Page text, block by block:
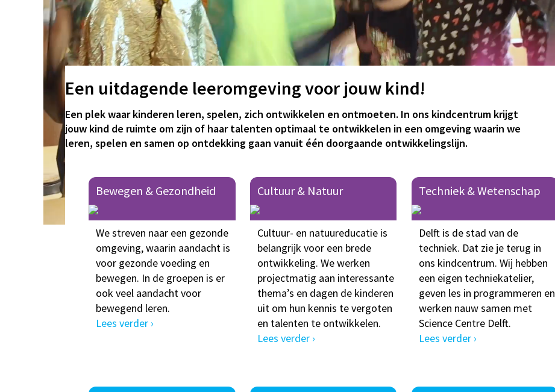
Een uitdagende leeromgeving voor jouw kind!
Een plek waar kinderen leren, spelen, zich ontwikkelen en ontmoeten. In ons kindcentrum krijgt
jouw kind de ruimte om zijn of haar talenten optimaal te ontwikkelen in een omgeving waarin we
leren, spelen en samen op ontdekking gaan vanuit één doorgaande ontwikkelingslijn.
Bewegen & Gezondheid
We streven naar een gezonde
omgeving, waarin aandacht is
voor gezonde voeding en
bewegen. In de groepen is er
ook veel aandacht voor
bewegend leren.
Lees verder ›
Cultuur & Natuur
Cultuur- en natuureducatie is
belangrijk voor een brede
ontwikkeling. We werken
projectmatig aan interessante
thema’s en dagen de kinderen
uit om hun kennis te vergoten
en talenten te ontwikkelen.
Lees verder ›
Techniek & Wetenschap
Delft is de stad van de
techniek. Dat zie je terug in
ons kindcentrum. Wij hebben
een eigen techniekatelier,
geven les in programmeren en
werken nauw samen met
Science Centre Delft.
Lees verder ›